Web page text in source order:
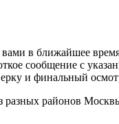
в ближайшее
сообщение с
и финальный
районов